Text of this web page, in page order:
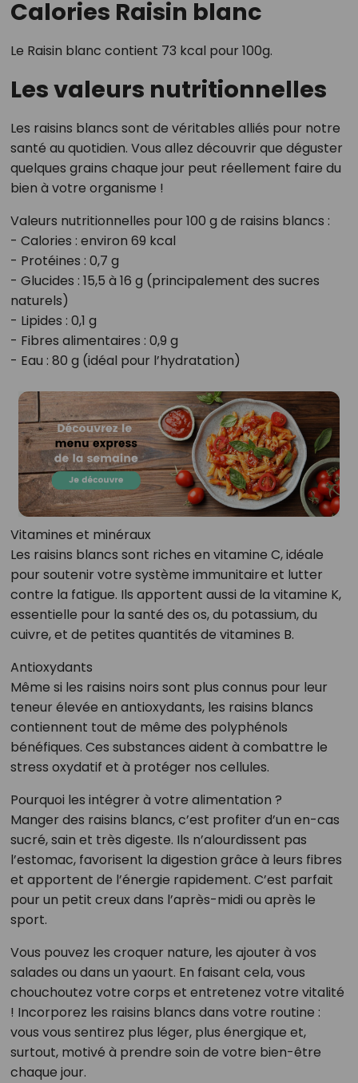
Calories Raisin blanc
Le Raisin blanc contient 73 kcal pour 100g.
Les valeurs nutritionnelles
Les raisins blancs sont de véritables alliés pour notre
santé au quotidien. Vous allez découvrir que déguster
quelques grains chaque jour peut réellement faire du
bien à votre organisme !
Valeurs nutritionnelles pour 100 g de raisins blancs :
- Calories : environ 69 kcal
- Protéines : 0,7 g
- Glucides : 15,5 à 16 g (principalement des sucres
naturels)
- Lipides : 0,1 g
- Fibres alimentaires : 0,9 g
- Eau : 80 g (idéal pour l’hydratation)
Vitamines et minéraux
Les raisins blancs sont riches en vitamine C, idéale
pour soutenir votre système immunitaire et lutter
contre la fatigue. Ils apportent aussi de la vitamine K,
essentielle pour la santé des os, du potassium, du
cuivre, et de petites quantités de vitamines B.
Antioxydants
Même si les raisins noirs sont plus connus pour leur
teneur élevée en antioxydants, les raisins blancs
contiennent tout de même des polyphénols
bénéfiques. Ces substances aident à combattre le
stress oxydatif et à protéger nos cellules.
Pourquoi les intégrer à votre alimentation ?
Manger des raisins blancs, c’est profiter d’un en-cas
sucré, sain et très digeste. Ils n’alourdissent pas
l’estomac, favorisent la digestion grâce à leurs fibres
et apportent de l’énergie rapidement. C’est parfait
pour un petit creux dans l’après-midi ou après le
sport.
Vous pouvez les croquer nature, les ajouter à vos
salades ou dans un yaourt. En faisant cela, vous
chouchoutez votre corps et entretenez votre vitalité
! Incorporez les raisins blancs dans votre routine :
vous vous sentirez plus léger, plus énergique et,
surtout, motivé à prendre soin de votre bien-être
chaque jour.